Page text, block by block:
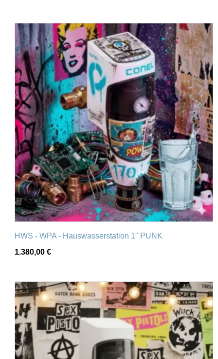
HWS - WPA - Hauswasserstation 1" PUNK
1.380,00 €